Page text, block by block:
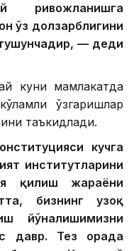
ривожланишга
ўз долзарблигини
— деди
куни мамлакатда
ўзгаришлар
таъкидлади.
кучга
институтларини
қилиш жараёни
бизнинг узоқ
йўналишимизни
давр. Тез орада